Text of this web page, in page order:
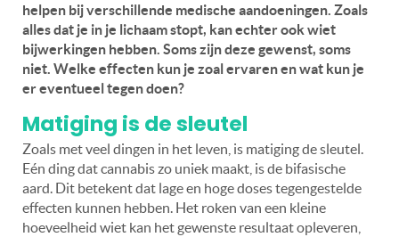
helpen bij verschillende medische aandoeningen. Zoals
alles dat je in je lichaam stopt, kan echter ook wiet
bijwerkingen hebben. Soms zijn deze gewenst, soms
niet. Welke effecten kun je zoal ervaren en wat kun je
er eventueel tegen doen?
Matiging is de sleutel
Zoals met veel dingen in het leven, is matiging de sleutel.
Eén ding dat cannabis zo uniek maakt, is de bifasische
aard. Dit betekent dat lage en hoge doses tegengestelde
effecten kunnen hebben. Het roken van een kleine
hoeveelheid wiet kan het gewenste resultaat opleveren,